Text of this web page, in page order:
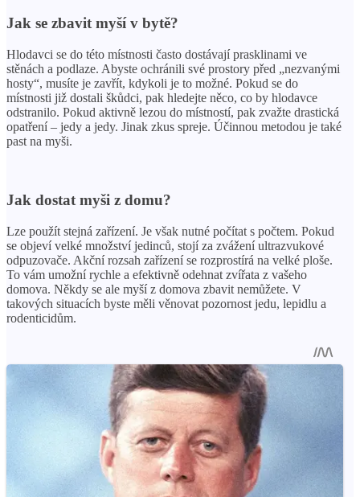
Jak se zbavit myší v bytě?
Hlodavci se do této místnosti často dostávají prasklinami ve
stěnách a podlaze. Abyste ochránili své prostory před „nezvanými
hosty“, musíte je zavřít, kdykoli je to možné. Pokud se do
místnosti již dostali škůdci, pak hledejte něco, co by hlodavce
odstranilo. Pokud aktivně lezou do místností, pak zvažte drastická
opatření – jedy a jedy. Jinak zkus spreje. Účinnou metodou je také
past na myši.
Jak dostat myši z domu?
Lze použít stejná zařízení. Je však nutné počítat s počtem. Pokud
se objeví velké množství jedinců, stojí za zvážení ultrazvukové
odpuzovače. Akční rozsah zařízení se rozprostírá na velké ploše.
To vám umožní rychle a efektivně odehnat zvířata z vašeho
domova. Někdy se ale myší z domova zbavit nemůžete. V
takových situacích byste měli věnovat pozornost jedu, lepidlu a
rodenticidům.